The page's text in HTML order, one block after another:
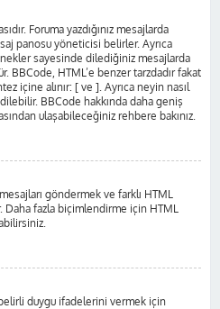
Foruma yazdığınız mesajlarda
panosu yöneticisi belirler. Ayrıca
sayesinde dilediğiniz mesajlarda
BBCode, HTML’e benzer tarzdadır fakat
içine alınır: [ ve ]. Ayrıca neyin nasıl
BBCode hakkında daha geniş
ulaşabileceğiniz rehbere bakınız.
göndermek ve farklı HTML
Daha fazla biçimlendirme için HTML
duygu ifadelerini vermek için